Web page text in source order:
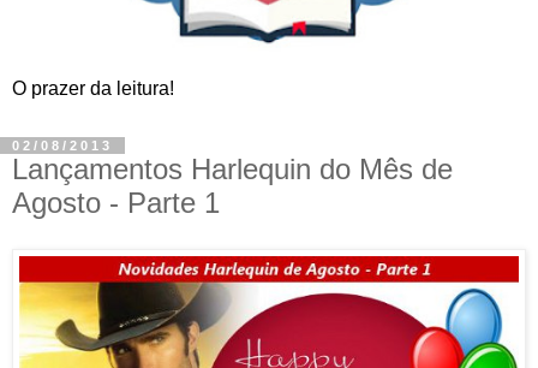
O prazer da leitura!
02/08/2013
Lançamentos Harlequin do Mês de
Agosto - Parte 1